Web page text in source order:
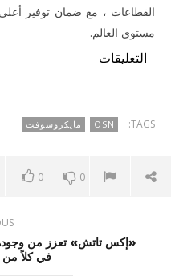
القطاعات ، مع ضمان توفير أعلى
مستوى العالم.
التعليقات
TAGS:
OSN مايكروسوفت
0 0
«إكس تاتش» تعزز من
في كلاً من